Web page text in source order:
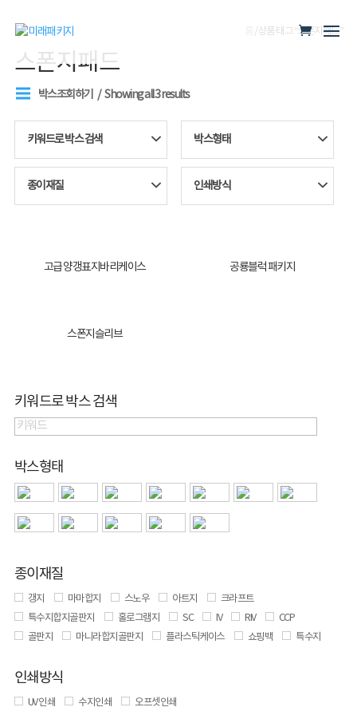
/ 상품 태그 “스폰지패드”
스폰지패드
박스조회하기 Showing all 3 results
키워드로 박스 검색 박스형태
종이재질 인쇄방식
고급 양갱표지바리케이스 공룡블럭 패키지
스폰지슬리브
키워드로 박스 검색
박스형태
종이재질
갱지 마마합지 스노우 아트지
크라프트
특수지합지골판지
홀로그램지 SC IV RIV
CCP
골판지
마니라합지골판지 플라스틱케이스 쇼핑백 특수지
인쇄방식
UV 인쇄 수지인쇄 오프셋인쇄